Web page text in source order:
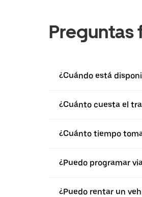
Preguntas
¿Cuándo está
¿Cuánto cuesta el
¿Cuánto tiempo
¿Puedo programar
¿Puedo rentar un